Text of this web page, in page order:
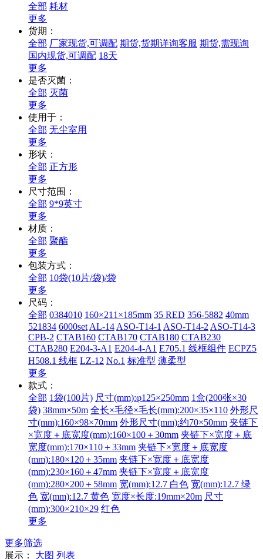
全部 耗材
更多
货期：
全部 厂家现货,可调配 期货,货期详询客服 期货,需现询
国内现货,可调配 18天
更多
是否灭菌：
全部 灭菌
更多
使用于：
全部 无尘室用
更多
形状：
全部 正方形
更多
尺寸范围：
全部 9*9英寸
更多
材质：
全部 聚酯
更多
包装方式：
全部 10袋(10片/袋)/袋
更多
尺码：
全部 0384010 160×211×185mm 35 RED 356-5882 40mm
521834 6000set AL-14 ASO-T14-1 ASO-T14-2 ASO-T14-3
CPB-2 CTAB160 CTAB170 CTAB180 CTAB230
CTAB280 E204-3-A1 E204-4-A1 E705.1 线框组件 ECPZ5
H508.1 线框 LZ-12 No.1 标准型 薄柔型
更多
款式：
全部 1袋(100片) 尺寸(mm):φ125×250mm 1盒(200张×30
袋) 38mm×50m 全长×毛径×毛长(mm):200×35×110 外形尺
寸(mm):160×98×70mm 外形尺寸(mm):约70×50mm 夹链下
×宽度＋底宽度(mm):160×100＋30mm 夹链下×宽度＋底
宽度(mm):170×110＋33mm 夹链下×宽度＋底宽度
(mm):180×120＋35mm 夹链下×宽度＋底宽度
(mm):230×160＋47mm 夹链下×宽度＋底宽度
(mm):280×200＋58mm 宽(mm):12.7 白色 宽(mm):12.7 绿
色 宽(mm):12.7 黄色 宽度×长度:19mm×20m 尺寸
(mm):300×210×29 红色
更多
更多筛选
展示：
大图 列表